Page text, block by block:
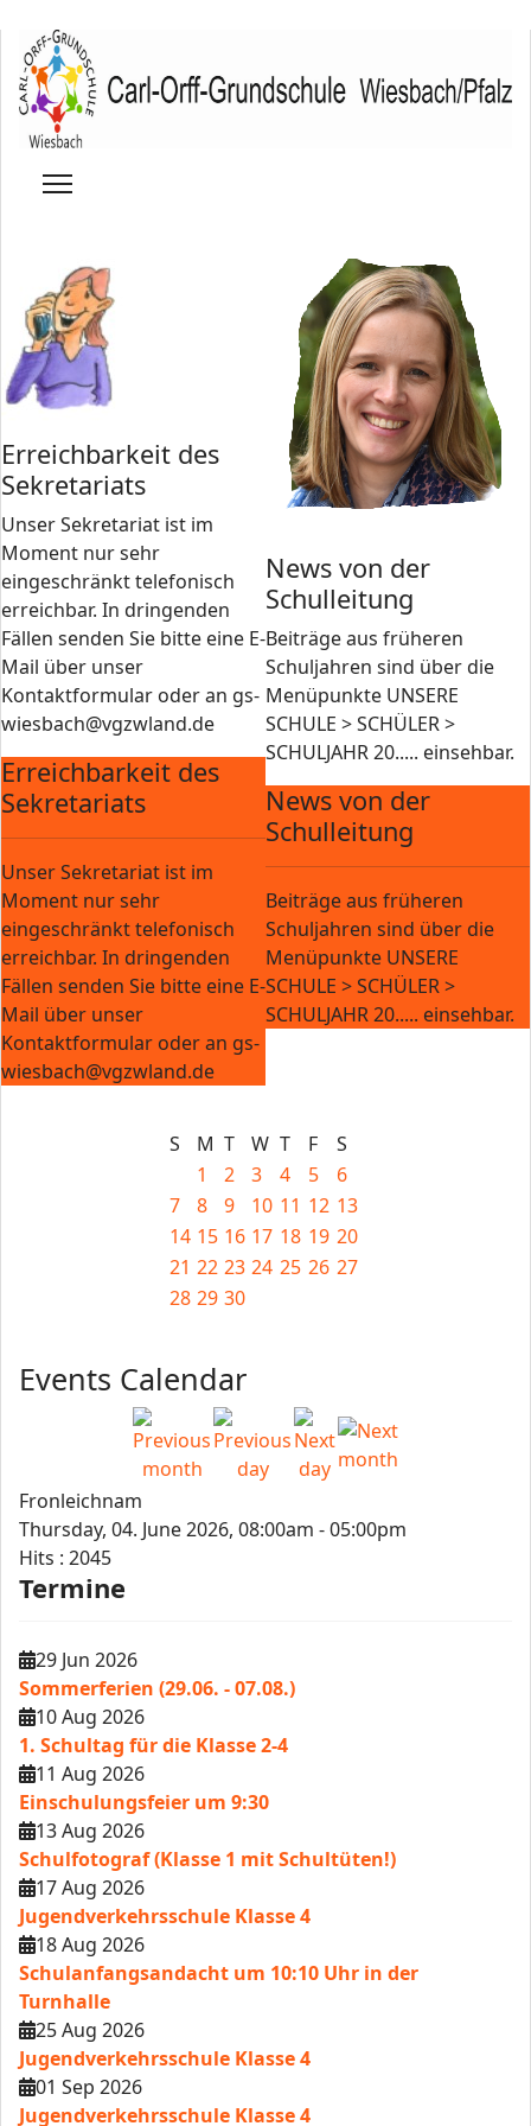
Erreichbarkeit des
Sekretariats
Unser Sekretariat ist im
Moment nur sehr
eingeschränkt telefonisch
erreichbar. In dringenden
Fällen senden Sie bitte eine E-
Mail über unser
Kontaktformular oder an gs-
wiesbach@vgzwland.de
Erreichbarkeit des
Sekretariats
Unser Sekretariat ist im
Moment nur sehr
eingeschränkt telefonisch
erreichbar. In dringenden
Fällen senden Sie bitte eine E-
Mail über unser
Kontaktformular oder an gs-
wiesbach@vgzwland.de
News von der
Schulleitung
Beiträge aus früheren
Schuljahren sind über die
Menüpunkte UNSERE
SCHULE > SCHÜLER >
SCHULJAHR 20..... einsehbar.
News von der
Schulleitung
Beiträge aus früheren
Schuljahren sind über die
Menüpunkte UNSERE
SCHULE > SCHÜLER >
SCHULJAHR 20..... einsehbar.
S M T W T F
S
1
2 3 4 5
6
7
8 9 10 11 12 13
14 15 16 17 18 19 20
21 22 23 24 25 26 27
28 29 30
Events Calendar
Fronleichnam
Thursday, 04. June 2026, 08:00am - 05:00pm
Hits : 2045
Termine
29 Jun 2026
Sommerferien (29.06. - 07.08.)
10 Aug 2026
1. Schultag für die Klasse 2-4
11 Aug 2026
Einschulungsfeier um 9:30
13 Aug 2026
Schulfotograf (Klasse 1 mit Schultüten!)
17 Aug 2026
Jugendverkehrsschule Klasse 4
18 Aug 2026
Schulanfangsandacht um 10:10 Uhr in der
Turnhalle
25 Aug 2026
Jugendverkehrsschule Klasse 4
01 Sep 2026
Jugendverkehrsschule Klasse 4